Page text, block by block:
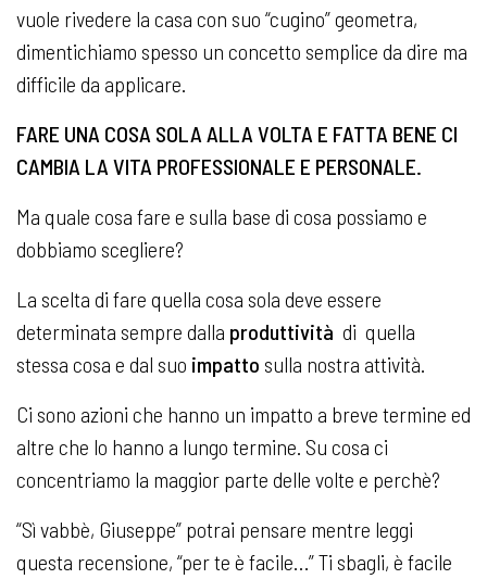
vuole rivedere la casa con suo “cugino” geometra,
dimentichiamo spesso un concetto semplice da dire ma
difficile da applicare.
FARE UNA COSA SOLA ALLA VOLTA E FATTA BENE CI
CAMBIA LA VITA PROFESSIONALE E PERSONALE.
Ma quale cosa fare e sulla base di cosa possiamo e
dobbiamo scegliere?
La scelta di fare quella cosa sola deve essere
determinata sempre dalla produttività di quella
stessa cosa e dal suo impatto sulla nostra attività.
Ci sono azioni che hanno un impatto a breve termine ed
altre che lo hanno a lungo termine. Su cosa ci
concentriamo la maggior parte delle volte e perchè?
“Sì vabbè, Giuseppe” potrai pensare mentre leggi
questa recensione, “per te è facile…” Ti sbagli, è facile